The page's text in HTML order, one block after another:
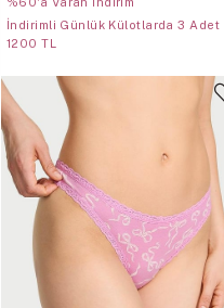
İndirimli Günlük Külotlarda 3 Adet
1200 TL